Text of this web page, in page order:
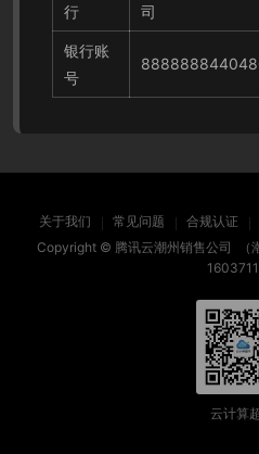
行
司
银行账
号
关于我们 常见问题 合规认证
Copyright © 腾讯云潮州销售公司 （
云计算